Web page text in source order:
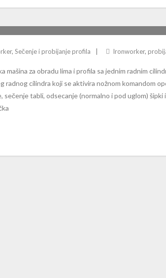
, Sečenje i probijanje profila Ironworker,
mašina za obradu lima i profila sa jednim radnim
radnog cilindra koji se aktivira nožnom komandom
sečenje tabli, odsecanje (normalno i pod uglom)